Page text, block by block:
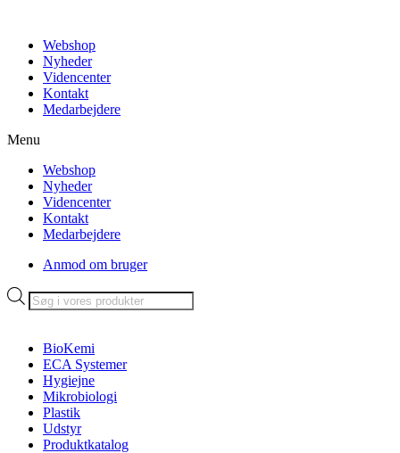
indholdWebshop
Nyheder
Videncenter
Kontakt
Medarbejdere
Menu
Webshop
Nyheder
Videncenter
Kontakt
Medarbejdere
Anmod om bruger
Products
search
BioKemi
ECA Systemer
Hygiejne
Mikrobiologi
Plastik
Udstyr
Produktkatalog